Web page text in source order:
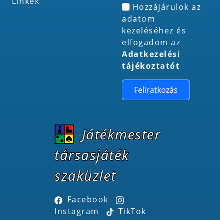
Hozzájárulok az
adatom
kezeléséhez és
elfogadom az
Adatkezelési
tájékoztatót
Feliratkozás
Játékmester
társasjáték
szaküzlet
Facebook
Instagram
TikTok